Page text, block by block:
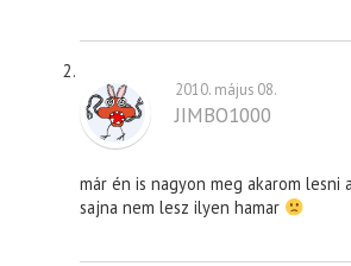
2010. május 08.
JIMBO1000
már én is nagyon meg akarom lesni
sajna nem lesz ilyen hamar